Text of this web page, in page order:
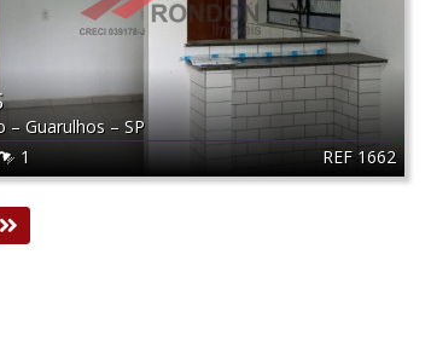
REF 1662
–Guarulhos –SP
1
Última